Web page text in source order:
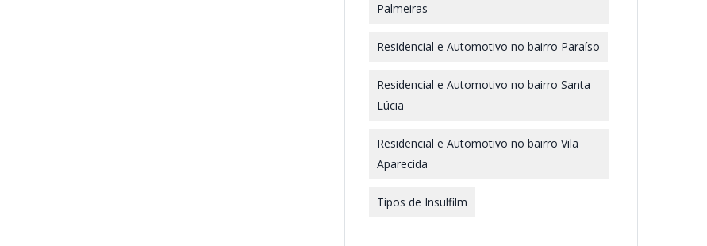
Palmeiras
Residencial e Automotivo no bairro Paraíso
Residencial e Automotivo no bairro Santa
Lúcia
Residencial e Automotivo no bairro Vila
Aparecida
Tipos de Insulfilm